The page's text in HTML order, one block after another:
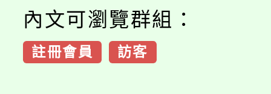
內文可瀏覽群組：
註冊會員 訪客